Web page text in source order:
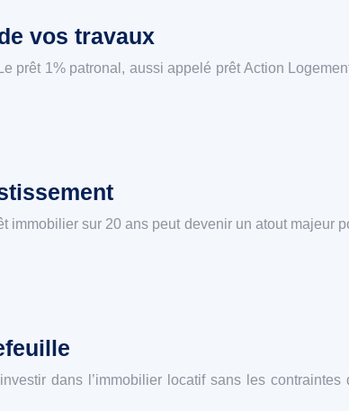
vos travaux
prêt 1% patronal, aussi appelé prêt Action
sur 20 ans peut devenir un atout majeur
dans l’immobilier locatif sans les